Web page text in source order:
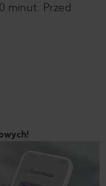
minut. Przed